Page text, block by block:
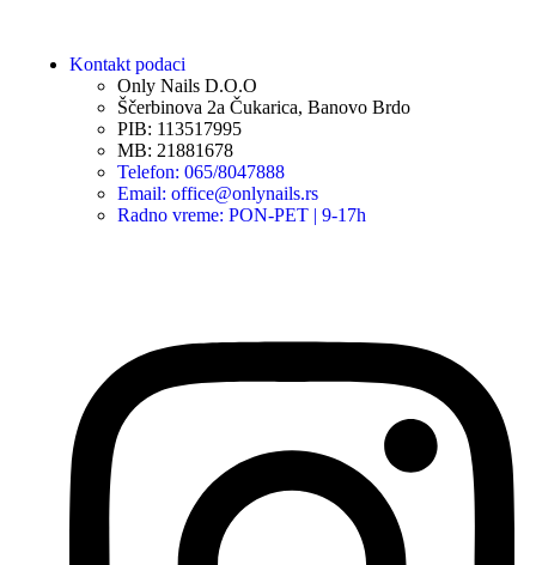
Kontakt podaci
Only Nails D.O.O
Ščerbinova 2a Čukarica, Banovo Brdo
PIB: 113517995
MB: 21881678
Telefon: 065/8047888
Email: office@onlynails.rs
Radno vreme: PON-PET | 9-17h